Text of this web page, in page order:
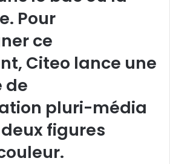
Pour
ce
Citeo lance une
de
pluri-média
figures